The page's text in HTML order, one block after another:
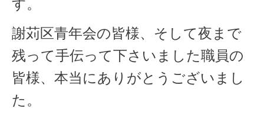
す。
謝苅区青年会の皆様、そして夜まで
残って手伝って下さいました職員の
皆様、本当にありがとうございまし
た。